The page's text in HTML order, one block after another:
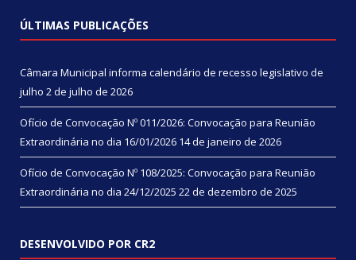
ÚLTIMAS PUBLICAÇÕES
Câmara Municipal informa calendário de recesso legislativo de
julho 2 de julho de 2026
Ofício de Convocação Nº 011/2026: Convocação para Reunião
Extraordinária no dia 16/01/2026 14 de janeiro de 2026
Ofício de Convocação Nº 108/2025: Convocação para Reunião
Extraordinária no dia 24/12/2025 22 de dezembro de 2025
DESENVOLVIDO POR CR2